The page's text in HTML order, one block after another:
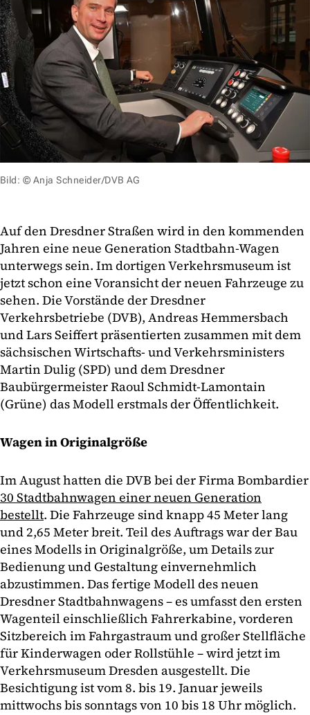
Bild: © Anja Schneider/DVB AG
Auf den Dresdner Straßen wird in den kommenden
Jahren eine neue Generation Stadtbahn-Wagen
unterwegs sein. Im dortigen Verkehrsmuseum ist
jetzt schon eine Voransicht der neuen Fahrzeuge zu
sehen. Die Vorstände der Dresdner
Verkehrsbetriebe (DVB), Andreas Hemmersbach
und Lars Seiffert präsentierten zusammen mit dem
sächsischen Wirtschafts- und Verkehrsministers
Martin Dulig (SPD) und dem Dresdner
Baubürgermeister Raoul Schmidt-Lamontain
(Grüne) das Modell erstmals der Öffentlichkeit.
Wagen in Originalgröße
Im August hatten die DVB bei der Firma Bombardier
30 Stadtbahnwagen einer neuen Generation
bestellt. Die Fahrzeuge sind knapp 45 Meter lang
und 2,65 Meter breit. Teil des Auftrags war der Bau
eines Modells in Originalgröße, um Details zur
Bedienung und Gestaltung einvernehmlich
abzustimmen. Das fertige Modell des neuen
Dresdner Stadtbahnwagens – es umfasst den ersten
Wagenteil einschließlich Fahrerkabine, vorderen
Sitzbereich im Fahrgastraum und großer Stellfläche
für Kinderwagen oder Rollstühle – wird jetzt im
Verkehrsmuseum Dresden ausgestellt. Die
Besichtigung ist vom 8. bis 19. Januar jeweils
mittwochs bis sonntags von 10 bis 18 Uhr möglich.